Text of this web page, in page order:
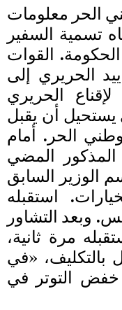
الوطني الحر معلومات
تسمية السفير
القوات
الحريري إلى
الحريري
يستحيل أن يقبل
الوطني الحر. أمام
المذكور المضي
الوزير السابق
استقبله
وبعد التشاور
مرة ثانية،
بالتكليف، «في
التوتر في